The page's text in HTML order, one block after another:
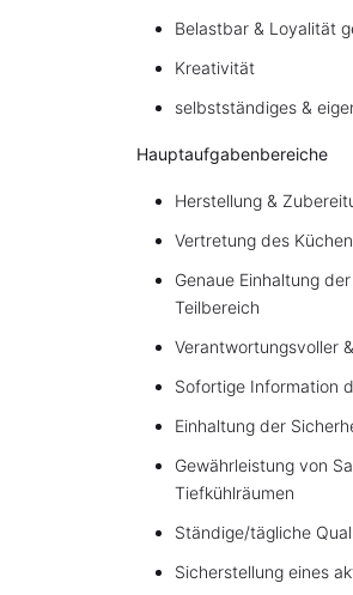
Belastbar & Loyalität
Kreativität
selbstständiges &
Hauptaufgabenbereiche
Herstellung &
Vertretung des
Genaue Einhaltung
Teilbereich
Verantwortungsvoller
Sofortige Information
Einhaltung der
Gewährleistung von
Tiefkühlräumen
Ständige/tägliche
Sicherstellung eines